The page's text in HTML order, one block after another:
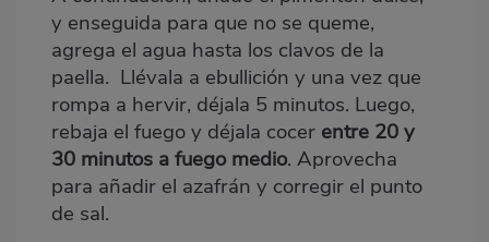
y enseguida para que no se queme,
agrega el agua hasta los clavos de la
paella. Llévala a ebullición y una vez que
rompa a hervir, déjala 5 minutos. Luego,
rebaja el fuego y déjala cocer entre 20 y
30 minutos a fuego medio. Aprovecha
para añadir el azafrán y corregir el punto
de sal.